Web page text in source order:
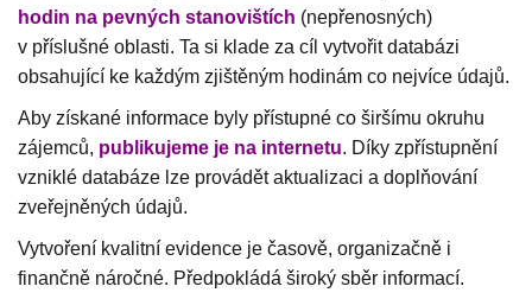
hodin na pevných stanovištích (nepřenosných)
v příslušné oblasti. Ta si klade za cíl vytvořit databázi
obsahující ke každým zjištěným hodinám co nejvíce údajů.
Aby získané informace byly přístupné co širšímu okruhu
zájemců, publikujeme je na internetu. Díky zpřístupnění
vzniklé databáze lze provádět aktualizaci a doplňování
zveřejněných údajů.
Vytvoření kvalitní evidence je časově, organizačně i
finančně náročné. Předpokládá široký sběr informací.